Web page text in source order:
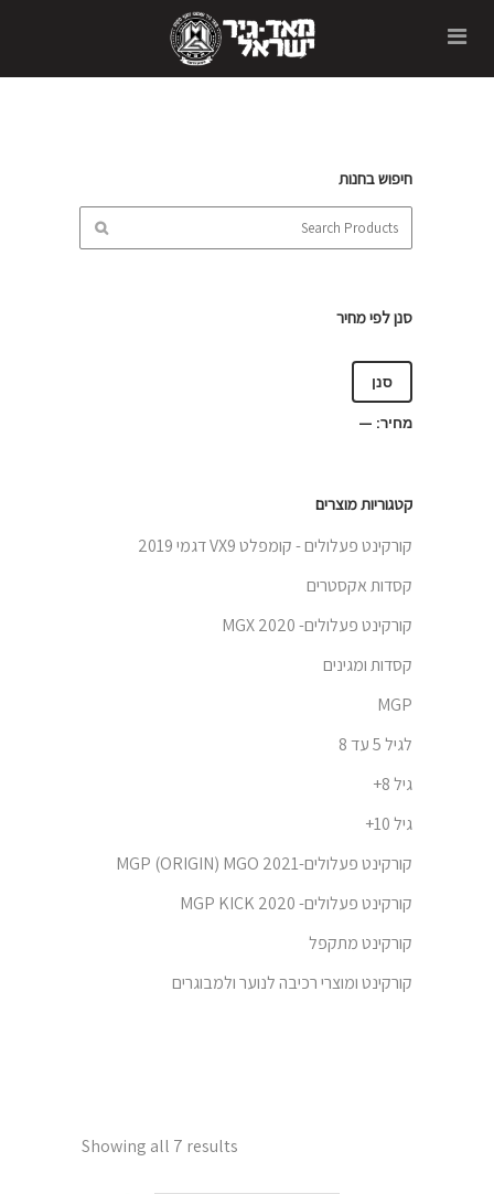
חיפוש בחנות
סנן לפי מחיר
סנן
מחיר: —
קטגוריות מוצרים
קורקינט פעלולים - קומפלט VX9 דגמי 2019
קסדות אקסטרים
קורקינט פעלולים- 2020 MGX
קסדות ומגינים
MGP
לגיל 5 עד 8
גיל 8+
גיל 10+
קורקינט פעלולים-MGP (ORIGIN) MGO 2021
קורקינט פעלולים- MGP KICK 2020
קורקינט מתקפל
קורקינט ומוצרי רכיבה לנוער ולמבוגרים
Showing all 7 results